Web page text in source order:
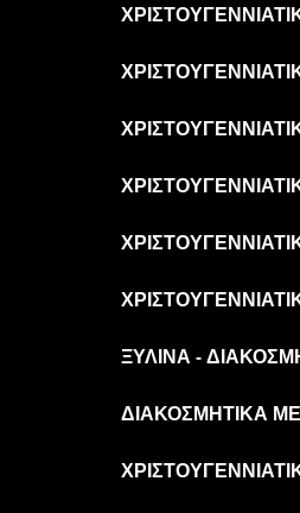
ΞΎΛΙΝΑ -
ΔΙΑΚΟΣΜΗΤΙΚΆ ΜΕ